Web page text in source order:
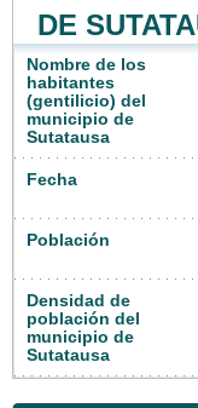
DE
Nombre de los
habitantes
(gentilicio) del
municipio de
Sutatausa
Fecha
Población
Densidad de
población del
municipio de
Sutatausa